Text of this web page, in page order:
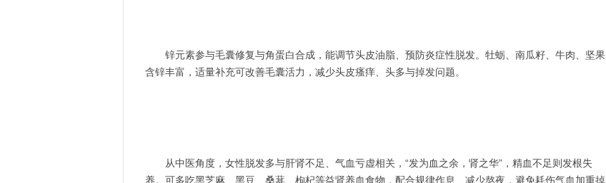
锌元素参与毛囊修复与角蛋白合成，能调节头皮油脂、预防炎症性脱发。牡蛎、南瓜籽、牛肉、坚果
含锌丰富，适量补充可改善毛囊活力，减少头皮瘙痒、头多与掉发问题。
从中医角度，女性脱发多与肝肾不足、气血亏虚相关，“发为血之余，肾之华”，精血不足则发根失
养。可多吃黑芝麻、黑豆、桑葚、枸杞等益肾养血食物，配合规律作息、减少熬夜，避免耗伤气血加重掉